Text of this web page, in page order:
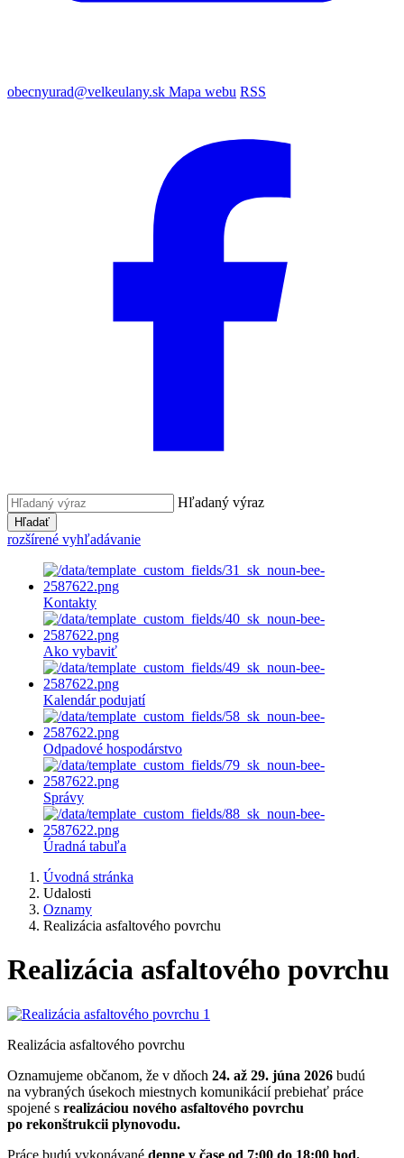
obecnyurad@velkeulany.sk Mapa webu RSS
Hľadaný výraz
Hľadať
rozšírené vyhľadávanie
Kontakty
Ako vybaviť
Kalendár podujatí
Odpadové hospodárstvo
Správy
Úradná tabuľa
Úvodná stránka
Udalosti
Oznamy
Realizácia asfaltového povrchu
Realizácia asfaltového povrchu
Realizácia asfaltového povrchu
Oznamujeme občanom, že v dňoch 24. až 29. júna 2026 budú
na vybraných úsekoch miestnych komunikácií prebiehať práce
spojené s realizáciou nového asfaltového povrchu
po rekonštrukcii plynovodu.
Práce budú vykonávané denne v čase od 7:00 do 18:00 hod.